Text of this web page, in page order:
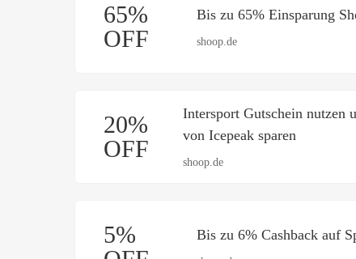
65%
OFF
Bis zu 65% Einsparung
shoop.de
20%
OFF
Intersport Gutschein nutzen
von Icepeak sparen
shoop.de
5%
Bis zu 6% Cashback auf